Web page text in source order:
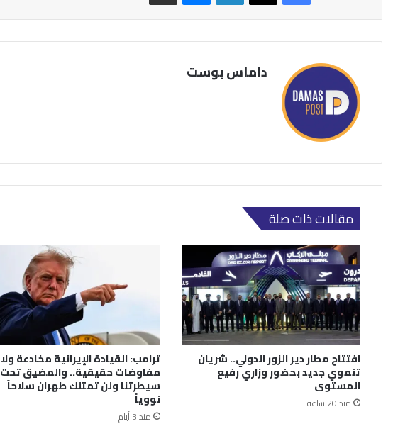
داماس بوست
مقالات ذات صلة
افتتاح مطار دير الزور الدولي.. شريان
تنموي جديد بحضور وزاري رفيع
المستوى
منذ 20 ساعة
ترامب: القيادة الإيرانية مخادعة ولا
مفاوضات حقيقية.. والمضيق تحت
سيطرتنا ولن تمتلك طهران سلاحاً
نووياً
منذ 3 أيام